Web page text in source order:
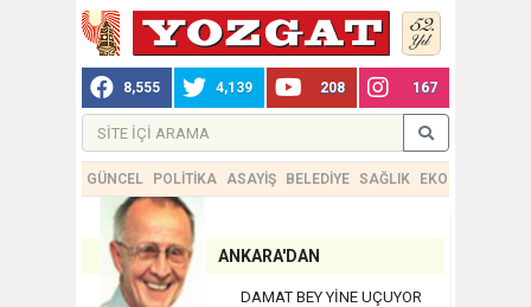
8,555 4,139 208 167
GÜNCEL POLİTİKA ASAYİŞ BELEDİYE SAĞLIK EKONOMİ
ANKARA'DAN
DAMAT BEY YİNE UÇUYOR